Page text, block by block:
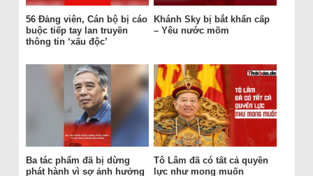
56 Đảng viên, Cán bộ bị cáo
buộc tiếp tay lan truyền
thông tin ‘xấu độc’
Khánh Sky bị bắt khẩn cấp
– Yêu nước mõm
Ba tác phẩm đã bị dừng
phát hành vì sợ ảnh hưởng
Tô Lâm đã có tất cả quyền
lực như mong muốn